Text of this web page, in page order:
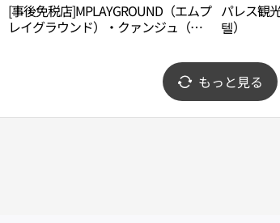
[事後免税店]MPLAYGROUND（エムプ
レイグラウンド）・クァンジュ（光
パレス観
텔）
もっと見る